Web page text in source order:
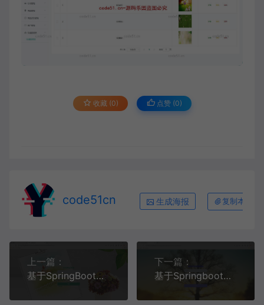
收藏 (0) 点赞 (0)
code51cn 生成海报 复制本文链
上一篇：
基于SpringBoot+MySQL+Vue前后端分离的在线考试系统(附论文)
下一篇：
基于Springboot+MySQL+Vue的医疗挂号系统(附论文)